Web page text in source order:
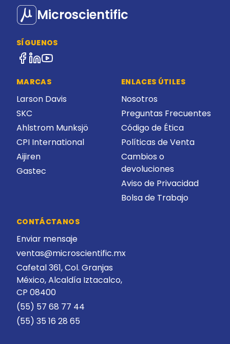
Microscientific
SÍGUENOS
MARCAS
Larson Davis
SKC
Ahlstrom Munksjö
CPI International
Aijiren
Gastec
ENLACES ÚTILES
Nosotros
Preguntas Frecuentes
Código de Ética
Políticas de Venta
Cambios o
devoluciones
Aviso de Privacidad
Bolsa de Trabajo
CONTÁCTANOS
Enviar mensaje
ventas@microscientific.mx
Cafetal 361, Col. Granjas
México, Alcaldía Iztacalco,
CP 08400
(55) 57 68 77 44
(55) 35 16 28 65